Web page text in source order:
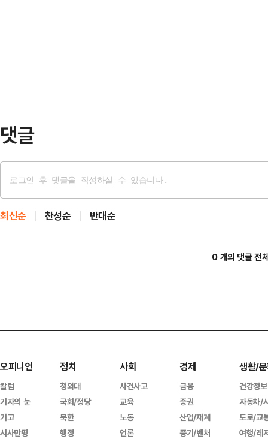
댓글
최신순 찬성순 반대순
0 개의 댓글 전
오피니언
칼럼
기자의 눈
기고
시사만평
정치
청와대
국회/정당
북한
행정
사회
사건사고
교육
노동
언론
경제
금융
증권
산업/재계
중기/벤처
생활/
건강정보
자동차/
도로/교
여행/레